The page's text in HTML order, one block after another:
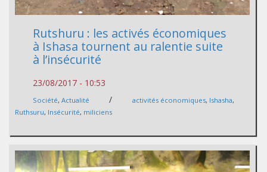
Rutshuru : les activés économiques
à Ishasa tournent au ralentie suite
à l’insécurité
23/08/2017 - 10:53
Société, Actualité / activités économiques, Ishasha,
Ruthsuru, Insécurité, miliciens